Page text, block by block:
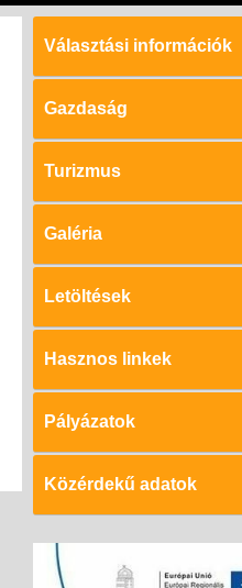
Választási információk
Gazdaság
Turizmus
Galéria
Letöltések
Hasznos linkek
Pályázatok
Közérdekű adatok